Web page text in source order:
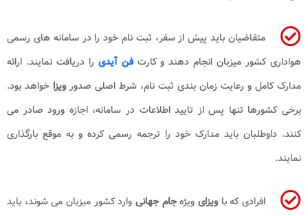
متقاضیان باید پیش از سفر، ثبت نام خود را در سامانه های رسمی
هواداری کشور میزبان انجام دهند و کارتفن آیدی را دریافت نمایند. ارائه
مدارک کامل و رعایت زمان بندی ثبت نام، شرط اصلی صدور ویزا خواهد بود.
برخی کشورها تنها پس از تایید اطلاعات در سامانه، اجازه ورود صادر می
کنند. داوطلبان باید مدارک خود را ترجمه رسمی کرده و به موقع بارگذاری
نمایند.
افرادی که با ویزای ویژهجام جهانی وارد کشور میزبان می شوند، باید